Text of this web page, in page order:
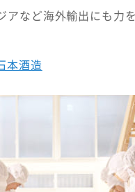
など海外輸出にも力
本酒造